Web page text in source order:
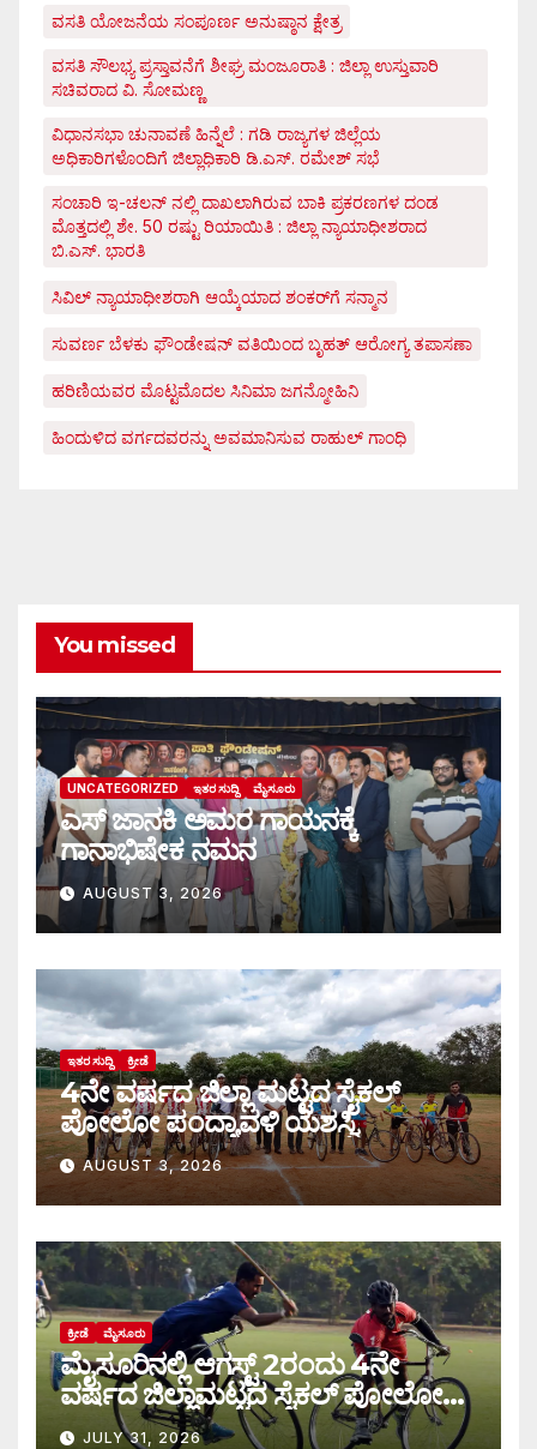
ವಸತಿ ಯೋಜನೆಯ ಸಂಪೂರ್ಣ ಅನುಷ್ಠಾನ ಕ್ಷೇತ್ರ
ವಸತಿ ಸೌಲಭ್ಯ ಪ್ರಸ್ತಾವನೆಗೆ ಶೀಘ್ರ ಮಂಜೂರಾತಿ : ಜಿಲ್ಲಾ ಉಸ್ತುವಾರಿ
ಸಚಿವರಾದ ವಿ. ಸೋಮಣ್ಣ
ವಿಧಾನಸಭಾ ಚುನಾವಣೆ ಹಿನ್ನೆಲೆ : ಗಡಿ ರಾಜ್ಯಗಳ ಜಿಲ್ಲೆಯ
ಅಧಿಕಾರಿಗಳೊಂದಿಗೆ ಜಿಲ್ಲಾಧಿಕಾರಿ ಡಿ.ಎಸ್. ರಮೇಶ್ ಸಭೆ
ಸಂಚಾರಿ ಇ-ಚಲನ್ ನಲ್ಲಿ ದಾಖಲಾಗಿರುವ ಬಾಕಿ ಪ್ರಕರಣಗಳ ದಂಡ
ಮೊತ್ತದಲ್ಲಿ ಶೇ. 50 ರಷ್ಟು ರಿಯಾಯಿತಿ : ಜಿಲ್ಲಾ ನ್ಯಾಯಾಧೀಶರಾದ
ಬಿ.ಎಸ್. ಭಾರತಿ
ಸಿವಿಲ್ ನ್ಯಾಯಾಧೀಶರಾಗಿ ಆಯ್ಕೆಯಾದ ಶಂಕರ್‌ಗೆ ಸನ್ಮಾನ
ಸುವರ್ಣ ಬೆಳಕು ಫೌಂಡೇಷನ್ ವತಿಯಿಂದ ಬೃಹತ್ ಆರೋಗ್ಯ ತಪಾಸಣಾ
ಹರಿಣಿಯವರ ಮೊಟ್ಟಮೊದಲ ಸಿನಿಮಾ ಜಗನ್ಮೋಹಿನಿ
ಹಿಂದುಳಿದ ವರ್ಗದವರನ್ನು ಅವಮಾನಿಸುವ ರಾಹುಲ್ ಗಾಂಧಿ
You missed
UNCATEGORIZED ಇತರ ಸುದ್ದಿ ಮೈಸೂರು
ಎಸ್ ಜಾನಕಿ ಅಮರ ಗಾಯನಕ್ಕೆ
ಗಾನಾಭಿಷೇಕ ನಮನ
AUGUST 3, 2026
ಇತರ ಸುದ್ದಿ ಕ್ರೀಡೆ
4ನೇ ವರ್ಷದ ಜಿಲ್ಲಾ ಮಟ್ಟದ ಸೈಕಲ್
ಪೋಲೋ ಪಂದ್ಯಾವಳಿ ಯಶಸ್ವಿ
AUGUST 3, 2026
ಕ್ರೀಡೆ ಮೈಸೂರು
ಮೈಸೂರಿನಲ್ಲಿ ಆಗಸ್ಟ್‌ 2ರಂದು 4ನೇ
ವರ್ಷದ ಜಿಲ್ಲಾಮಟ್ಟದ ಸೈಕಲ್ ಪೋಲೋ
ಪಂದ್ಯಾವಳಿ
JULY 31, 2026